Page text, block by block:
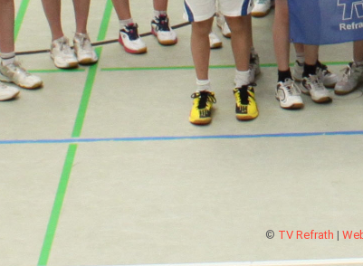
© TV Refrath |